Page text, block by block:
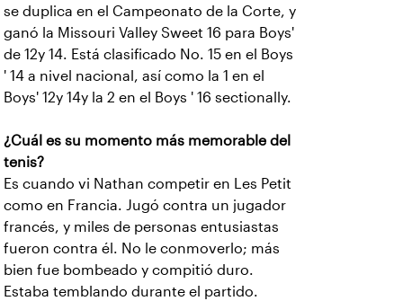
se duplica en el Campeonato de la Corte, y
ganó la Missouri Valley Sweet 16 para Boys'
de 12y 14. Está clasificado No. 15 en el Boys
' 14 a nivel nacional, así como la 1 en el
Boys' 12y 14y la 2 en el Boys ' 16 sectionally.
¿Cuál es su momento más memorable del
tenis?
Es cuando vi Nathan competir en Les Petit
como en Francia. Jugó contra un jugador
francés, y miles de personas entusiastas
fueron contra él. No le conmoverlo; más
bien fue bombeado y compitió duro.
Estaba temblando durante el partido.